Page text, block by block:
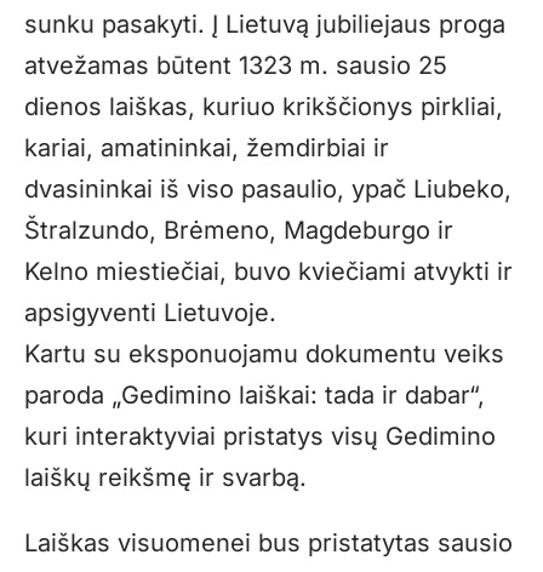
sunku pasakyti. Į Lietuvą jubiliejaus proga
atvežamas būtent 1323 m. sausio 25
dienos laiškas, kuriuo krikščionys pirkliai,
kariai, amatininkai, žemdirbiai ir
dvasininkai iš viso pasaulio, ypač Liubeko,
Štralzundo, Brėmeno, Magdeburgo ir
Kelno miestiečiai, buvo kviečiami atvykti ir
apsigyventi Lietuvoje.
Kartu su eksponuojamu dokumentu veiks
paroda „Gedimino laiškai: tada ir dabar“,
kuri interaktyviai pristatys visų Gedimino
laiškų reikšmę ir svarbą.
Laiškas visuomenei bus pristatytas sausio